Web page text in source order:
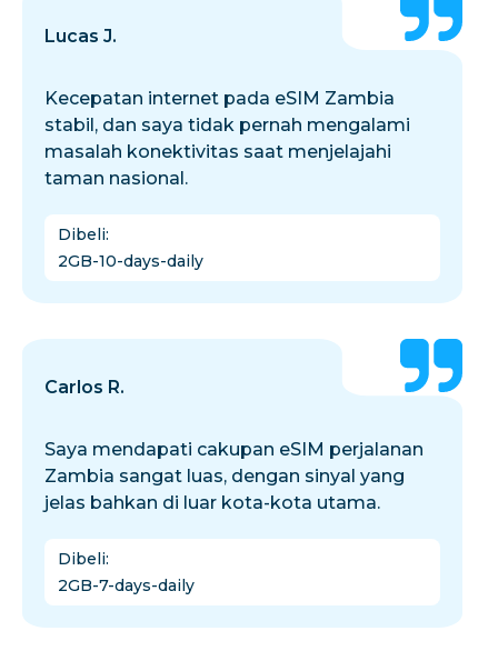
Lucas J.
Kecepatan internet pada eSIM Zambia
stabil, dan saya tidak pernah mengalami
masalah konektivitas saat menjelajahi
taman nasional.
Dibeli:
2GB-10-days-daily
Carlos R.
Saya mendapati cakupan eSIM perjalanan
Zambia sangat luas, dengan sinyal yang
jelas bahkan di luar kota-kota utama.
Dibeli:
2GB-7-days-daily